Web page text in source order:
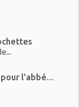
l'abbé...